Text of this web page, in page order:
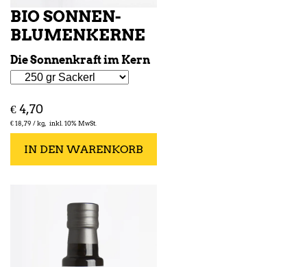
BIO SONNEN­
BLUMENKERNE
Die Sonnenkraft im Kern
€4,70
€18,79 /kg inkl. 10% MwSt.
IN DEN WARENKORB